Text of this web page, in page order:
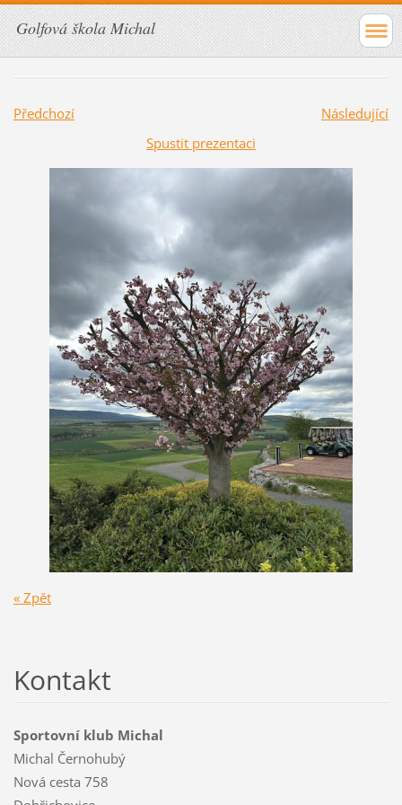
Golfová škola Michal
Předchozí
Následující
Spustit prezentaci
« Zpět
Kontakt
Sportovní klub Michal
Michal Černohubý
Nová cesta 758